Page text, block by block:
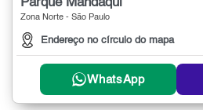
Parque Mandaqui
Zona Norte - São Paulo
Endereço no círculo do mapa
WhatsApp